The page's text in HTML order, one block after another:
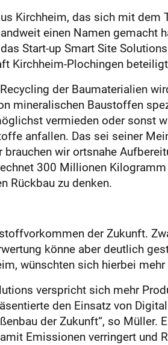
Kirchheim, das sich mit
einen Namen gemacht
Start-up Smart Site
Kirchheim-Plochingen
der Baumaterialien
mineralischen Baustoffen
vermieden oder sonst
anfallen. Das sei seiner
wir ortsnahe
300 Millionen
Rückbau zu denken.
der Zukunft.
könne aber deutlich
wünschten sich hierbei
verspricht sich mehr
den Einsatz von
der Zukunft“, so
Emissionen verringert und